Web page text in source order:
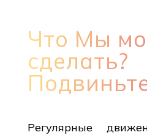
Что Мы
сделать?
Регулярные